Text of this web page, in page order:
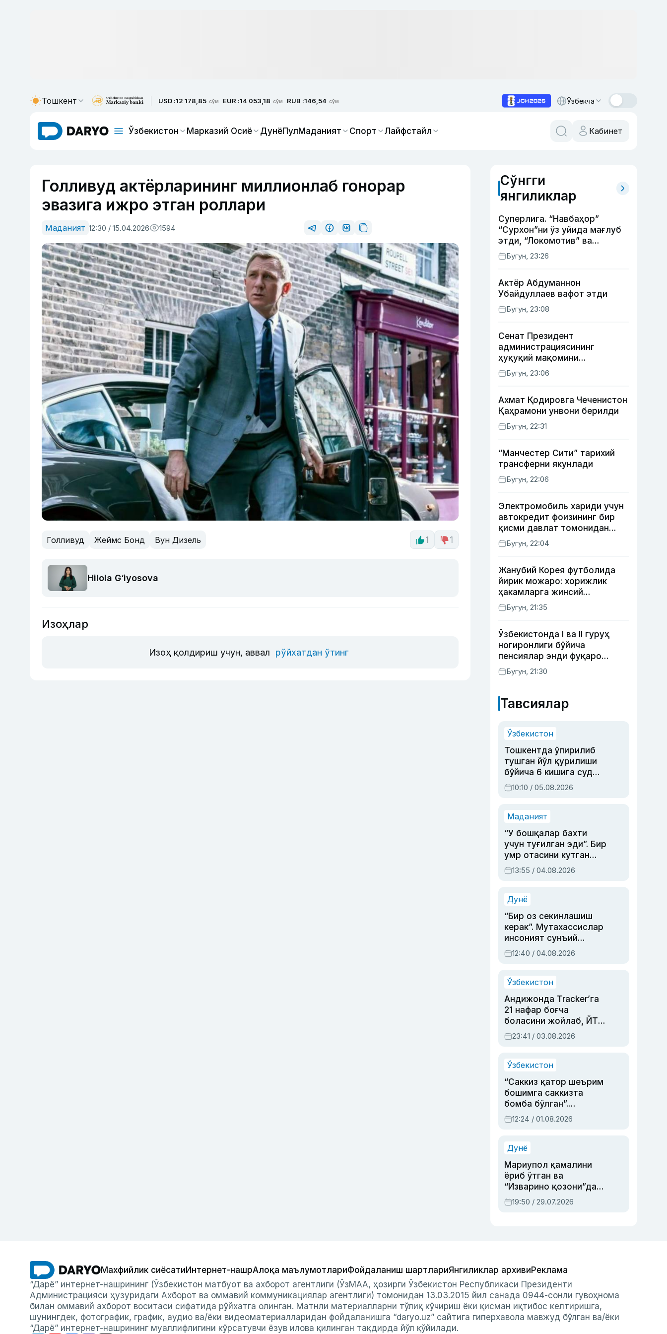
Тошкент USD :12 178,85 сўм EUR :14 053,18 сўм RUB :146,54 сўм Ўзбекча
Ўзбекистон Марказий Осиё ДунёПулМаданият Спорт Лайфстайл Кабинет
Голливуд актёрларининг миллионлаб гонорар
эвазига ижро этган роллари
Маданият 12:30 / 15.04.2026 1594
Голливуд Жеймс Бонд Вун Дизель 1 1
Hilola G‘iyosova
Изоҳлар
Изоҳ қолдириш учун, аввал рўйхатдан ўтинг
Сўнгги
янгиликлар
Суперлига. “Навбаҳор”
“Сурхон”ни ўз уйида мағлуб
этди, “Локомотив” ва
“Хоразм” уйда ғалаба
қозонди
Бугун, 23:26
Актёр Абду­маннон
Убайдуллаев вафот этди
Бугун, 23:08
Сенат Президент
администрациясининг
ҳуқуқий мақомини
белгиловчи конституциявий
қонунни маъқуллади
Бугун, 23:06
Ахмат Қодировга Чеченистон
Қаҳрамони унвони берилди
Бугун, 22:31
“Манчестер Сити” тарихий
трансферни якунлади
Бугун, 22:06
Электромобиль хариди учун
автокредит фоизининг бир
қисми давлат томонидан
қоплаб берилиши мумкин
Бугун, 22:04
Жанубий Корея футболида
йирик можаро: хорижлик
ҳакамларга жинсий
хизматлар кўрсатилгани
маълум қилинди
Бугун, 21:35
Ўзбекистонда I ва II гуруҳ
ногиронлиги бўйича
пенсиялар энди фуқаро
мурожаатисиз тайинланиши
мумкин
Бугун, 21:30
Тавсиялар
Ўзбекистон
Тошкентда ўпирилиб
тушган йўл қурилиши
бўйича 6 кишига суд
ҳукми ўқилди
10:10 / 05.08.2026
Маданият
“У бошқалар бахти
учун туғилган эди”. Бир
умр отасини кутган
актриса ва дубльяж
устаси Римма
синовларга тўла ҳаёти
13:55 / 04.08.2026
Дунё
“Бир оз секинлашиш
керак”. Мутахассислар
инсоният сунъий
интеллектни бошқара
олмай қолишидан
12:40 / 04.08.2026
Ўзбекистон
Андижонда Tracker’га
21 нафар боғча
боласини жойлаб, ЙТҲ
содир этган аёлга суд
ҳукми ўқилди
23:41 / 03.08.2026
Ўзбекистон
“Саккиз қатор шеърим
бошимга саккизта
бомба бўлган”.
Абдулла Ориповни
сиёсий айбловлардан
12:24 / 01.08.2026
Дунё
Мариупол қамалини
ёриб ўтган ва
“Изварино қозони”дан
чиққан қаҳрамон —
Украина армияси бош
19:50 / 29.07.2026
Махфийлик сиёсатиИнтернет-нашрАлоқа маълумотлариФойдаланиш шартлариЯнгиликлар архивиРеклама
“Дарё” интернет-нашрининг (Ўзбекистон матбуот ва ахборот агентлиги (ЎзМАА, ҳозирги Ўзбекистон Республикаси Президенти
Администрацияси ҳузуридаги Ахборот ва оммавий коммуникациялар агентлиги) томонидан 13.03.2015 йил санада 0944-сонли гувоҳнома
билан оммавий ахборот воситаси сифатида рўйхатга олинган. Матнли материалларни тўлиқ кўчириш ёки қисман иқтибос келтиришга,
шунингдек, фотографик, график, аудио ва/ёки видеоматериалларидан фойдаланишга “daryo.uz” сайтига гиперхавола мавжуд бўлган ва/ёки
“Дарё” интернет-нашрининг муаллифлигини кўрсатувчи ёзув илова қилинган тақдирда йўл қўйилади.